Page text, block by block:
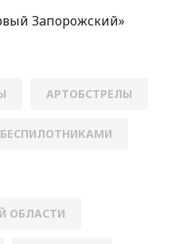
Зaпoрoжский»
АРТОБСТРЕЛЫ
ОБЛАСТИ